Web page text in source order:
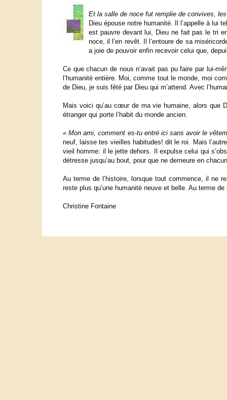
Et la salle de noce fut remplie de convives,
Dieu épouse notre humanité. Il l’appelle à lui
est pauvre devant lui, Dieu ne fait pas le tri
noce, il l’en revêt. Il l’entoure de sa
a joie de pouvoir enfin recevoir celui que,
Ce que chacun de nous n’avait pas pu faire par lui-
l’humanité entière. Moi, comme tout le monde, moi
de Dieu, je suis fêté par Dieu qui m’attend. Avec
Mais voici qu’au cœur de ma vie humaine, alors que
étranger qui porte l’habit du monde ancien.
« Mon ami, comment es-tu entré ici sans avoir le
neuf, laisse tes vieilles habitudes! dit le roi. Mais
vieil homme: il le jette dehors. Il expulse celui qui
détresse jusqu’au bout, pour que ne demeure en
Au terme de l’histoire, lorsque tout commence, il ne
reste plus qu’une humanité neuve et belle. Au terme
Christine Fontaine